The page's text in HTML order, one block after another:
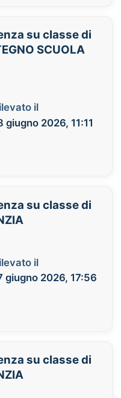
su classe di
SCUOLA
il
giugno 2026, 11:11
su classe di
il
giugno 2026, 17:56
su classe di